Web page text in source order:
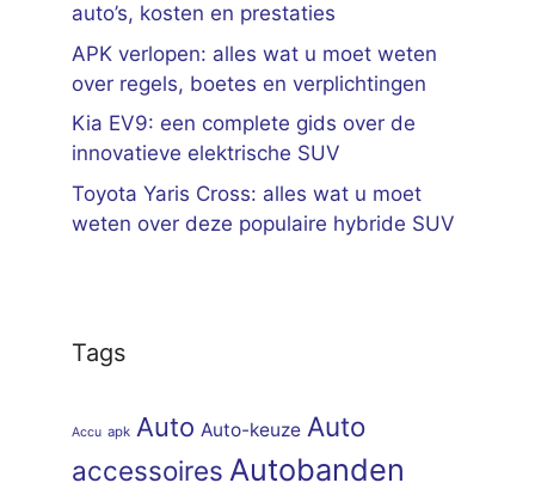
auto’s, kosten en prestaties
APK verlopen: alles wat u moet weten
over regels, boetes en verplichtingen
Kia EV9: een complete gids over de
innovatieve elektrische SUV
Toyota Yaris Cross: alles wat u moet
weten over deze populaire hybride SUV
Tags
Accu apk Auto Auto-keuze Auto
accessoires Autobanden